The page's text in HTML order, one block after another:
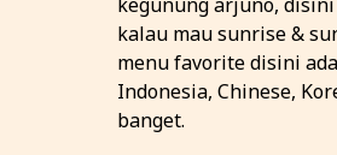
kalau mau sunrise &
menu favorite disini
Indonesia, Chinese,
banget.